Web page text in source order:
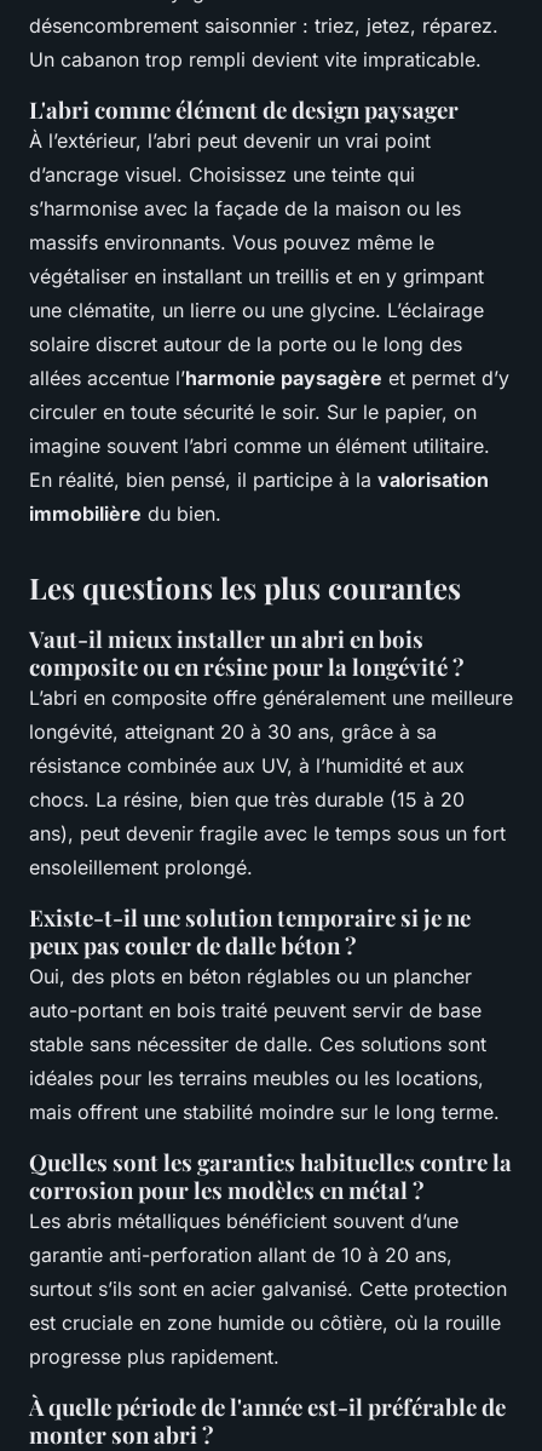
désencombrement saisonnier : triez, jetez, réparez.
Un cabanon trop rempli devient vite impraticable.
L'abri comme élément de design paysager
À l’extérieur, l’abri peut devenir un vrai point
d’ancrage visuel. Choisissez une teinte qui
s’harmonise avec la façade de la maison ou les
massifs environnants. Vous pouvez même le
végétaliser en installant un treillis et en y grimpant
une clématite, un lierre ou une glycine. L’éclairage
solaire discret autour de la porte ou le long des
allées accentue l’harmonie paysagère et permet d’y
circuler en toute sécurité le soir. Sur le papier, on
imagine souvent l’abri comme un élément utilitaire.
En réalité, bien pensé, il participe à la valorisation
immobilière du bien.
Les questions les plus courantes
Vaut-il mieux installer un abri en bois
composite ou en résine pour la longévité ?
L’abri en composite offre généralement une meilleure
longévité, atteignant 20 à 30 ans, grâce à sa
résistance combinée aux UV, à l’humidité et aux
chocs. La résine, bien que très durable (15 à 20
ans), peut devenir fragile avec le temps sous un fort
ensoleillement prolongé.
Existe-t-il une solution temporaire si je ne
peux pas couler de dalle béton ?
Oui, des plots en béton réglables ou un plancher
auto-portant en bois traité peuvent servir de base
stable sans nécessiter de dalle. Ces solutions sont
idéales pour les terrains meubles ou les locations,
mais offrent une stabilité moindre sur le long terme.
Quelles sont les garanties habituelles contre la
corrosion pour les modèles en métal ?
Les abris métalliques bénéficient souvent d’une
garantie anti-perforation allant de 10 à 20 ans,
surtout s’ils sont en acier galvanisé. Cette protection
est cruciale en zone humide ou côtière, où la rouille
progresse plus rapidement.
À quelle période de l'année est-il préférable de
monter son abri ?